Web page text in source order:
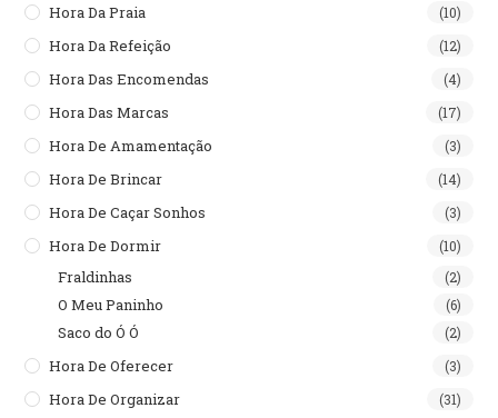
Hora Da Praia (10)
Hora Da Refeição (12)
Hora Das Encomendas (4)
Hora Das Marcas (17)
Hora De Amamentação (3)
Hora De Brincar (14)
Hora De Caçar Sonhos (3)
Hora De Dormir (10)
Fraldinhas (2)
O Meu Paninho (6)
Saco do Ó Ó (2)
Hora De Oferecer (3)
Hora De Organizar (31)